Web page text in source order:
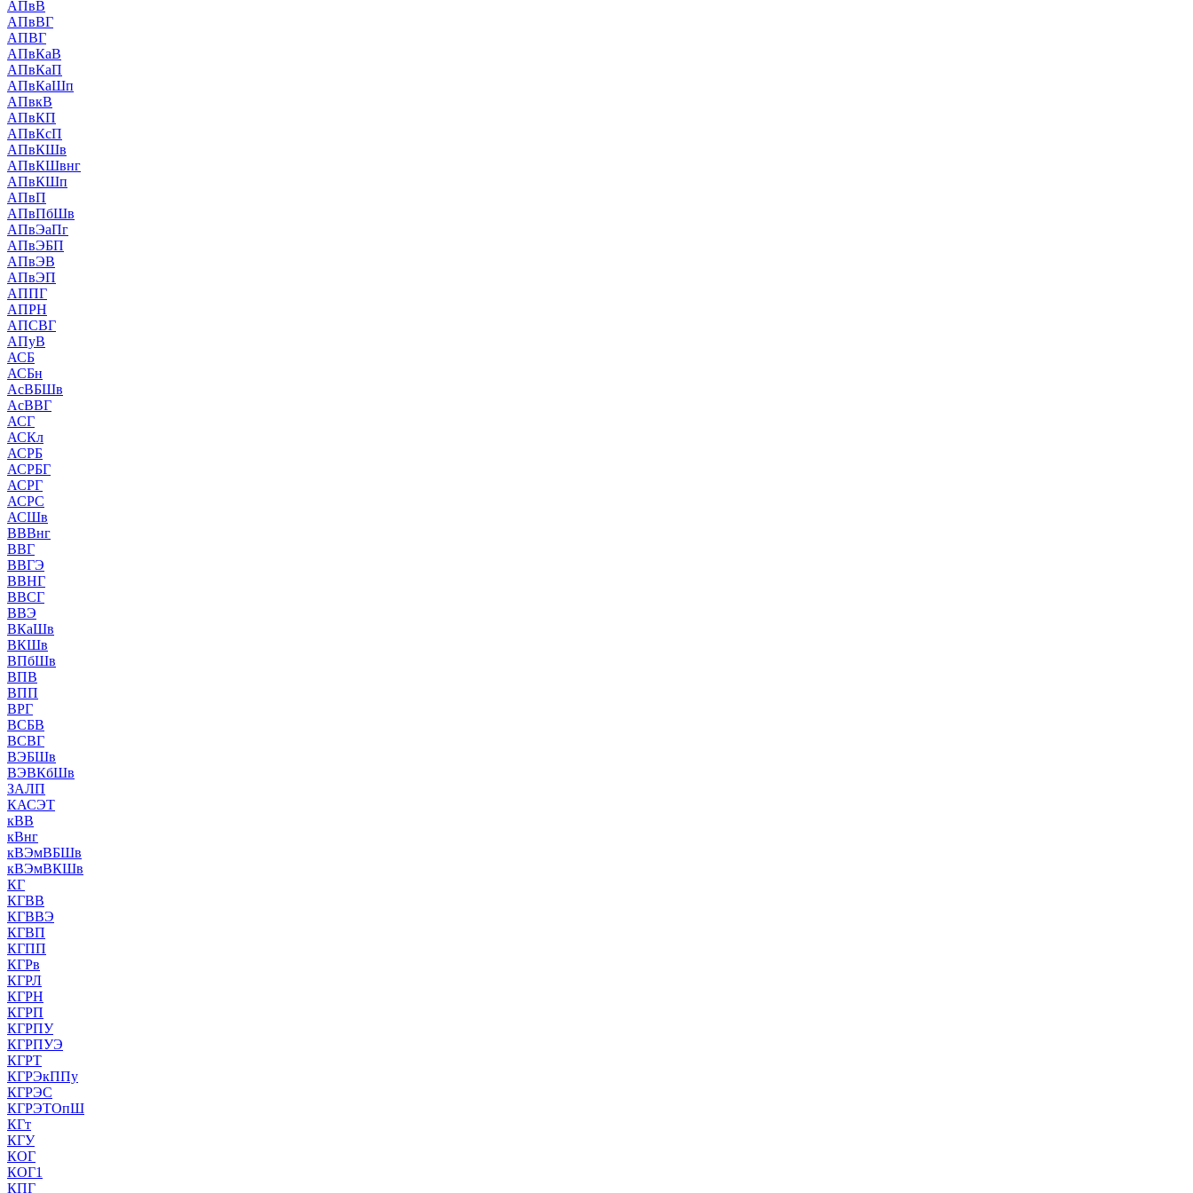
АПвВ
АПвВГ
АПВГ
АПвКаВ
АПвКаП
АПвКаШп
АПвкВ
АПвКП
АПвКсП
АПвКШв
АПвКШвнг
АПвКШп
АПвП
АПвПбШв
АПвЭаПг
АПвЭБП
АПвЭВ
АПвЭП
АППГ
АПРН
АПСВГ
АПуВ
АСБ
АСБн
АсВБШв
АсВВГ
АСГ
АСКл
АСРБ
АСРБГ
АСРГ
АСРС
АСШв
ВВВнг
ВВГ
ВВГЭ
ВВНГ
ВВСГ
ВВЭ
ВКаШв
ВКШв
ВПбШв
ВПВ
ВПП
ВРГ
ВСБВ
ВСВГ
ВЭБШв
ВЭВКбШв
ЗАЛП
КАСЭТ
кВВ
кВнг
кВЭмВБШв
кВЭмВКШв
КГ
КГВВ
КГВВЭ
КГВП
КГПП
КГРв
КГРЛ
КГРН
КГРП
КГРПУ
КГРПУЭ
КГРТ
КГРЭкППу
КГРЭС
КГРЭТОпШ
КГт
КГУ
КОГ
КОГ1
КПГ